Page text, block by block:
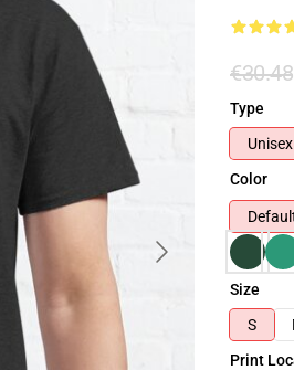
€30.48
Type
Unisex
Color
Size
S
Print